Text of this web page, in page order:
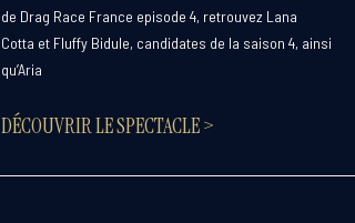
de Drag Race France episode 4, retrouvez Lana
Cotta et Fluffy Bidule, candidates de la saison 4, ainsi
qu’Aria
DÉCOUVRIR LE SPECTACLE >